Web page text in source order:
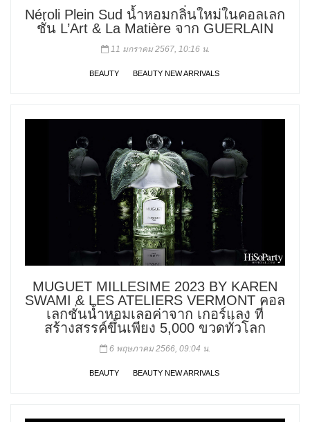
Néroli Plein Sud น้ำหอมกลิ่นใหม่ในคอลเลก
ชั่น L’Art & La Matière จาก GUERLAIN
11 มกราคม 2567, 10:16 น.
BEAUTY BEAUTY NEW ARRIVALS
MUGUET MILLESIME 2023 BY KAREN
SWAMI & LES ATELIERS VERMONT คอล
เลกชั่นน้ำหอมเลอค่าจาก เกอร์แลง ที่
สร้างสรรค์ขึ้นเพียง 5,000 ขวดทั่วโลก
6 พฤษภาคม 2566, 09:04 น.
BEAUTY BEAUTY NEW ARRIVALS